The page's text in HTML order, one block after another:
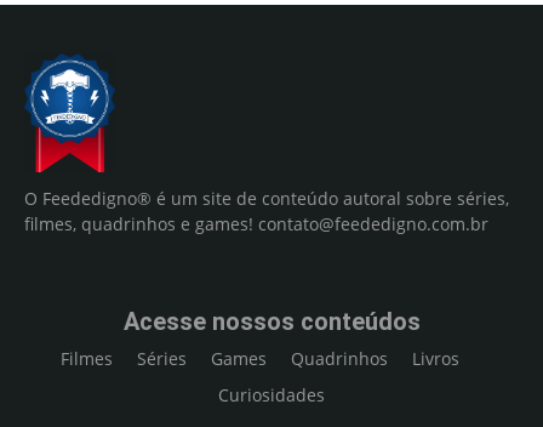
O Feededigno® é um site de conteúdo autoral sobre séries,
filmes, quadrinhos e games! contato@feededigno.com.br
Acesse nossos conteúdos
Filmes Séries Games Quadrinhos
Livros
Curiosidades